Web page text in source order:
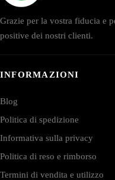
Grazie per la vostra fiducia e
positive dei nostri clienti.
INFORMAZIONI
Blog
Politica di spedizione
Informativa sulla privacy
Politica di reso e rimborso
Termini di vendita e utilizzo